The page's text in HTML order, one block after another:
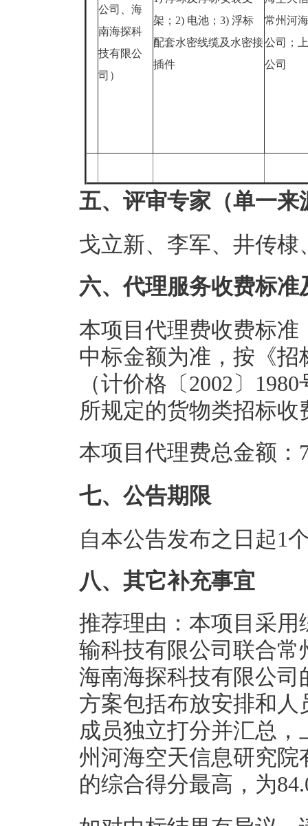
公司、海
南海探科
技有限公
司）
架；2) 电池；3) 浮标
配套水密线缆及水密接
插件
常州河
公司；
公司
五、评审专家（单一
戈立新、李军、井传
六、代理服务收费标准
本项目代理费收费标
中标金额为准，按《
（计价格〔2002〕
所规定的货物类招标收
本项目代理费总金额：
七、公告期限
自本公告发布之日起1
八、其它补充事宜
推荐理由：本项目采
输科技有限公司联合
海南海探科技有限公
方案包括布放安排和
成员独立打分并汇总
州河海空天信息研究
的综合得分最高，为